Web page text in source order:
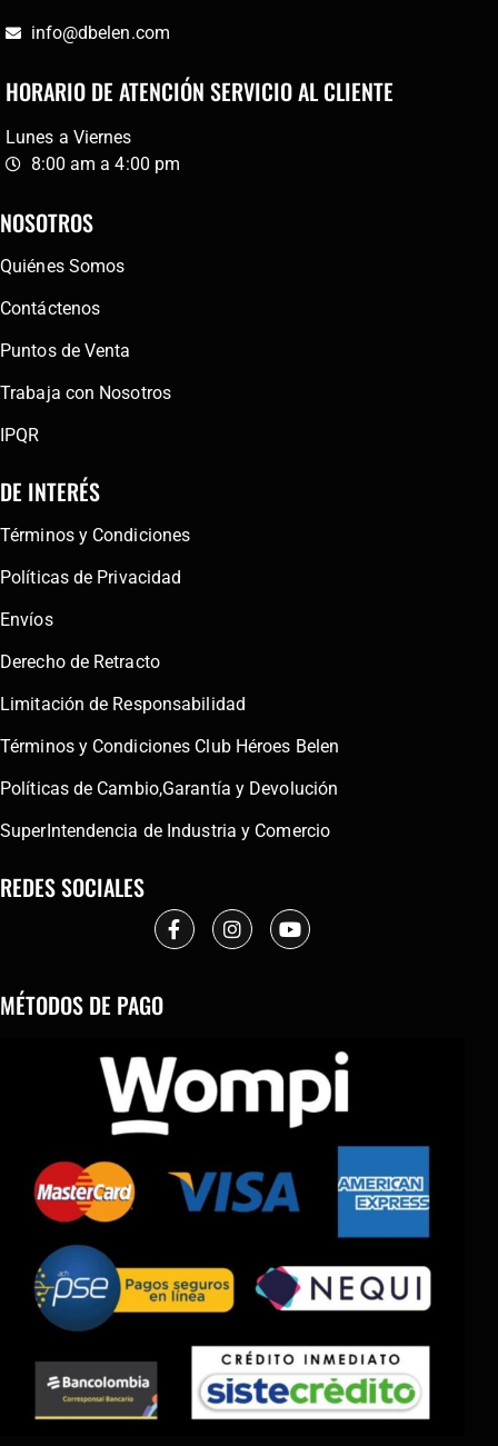
info@dbelen.com
HORARIO DE ATENCIÓN SERVICIO AL CLIENTE
Lunes a Viernes
8:00 am a 4:00 pm
NOSOTROS
Quiénes Somos
Contáctenos
Puntos de Venta
Trabaja con Nosotros
IPQR
DE INTERÉS
Términos y Condiciones
Políticas de Privacidad
Envíos
Derecho de Retracto
Limitación de Responsabilidad
Términos y Condiciones Club Héroes Belen
Políticas de Cambio,Garantía y Devolución
SuperIntendencia de Industria y Comercio
REDES SOCIALES
MÉTODOS DE PAGO